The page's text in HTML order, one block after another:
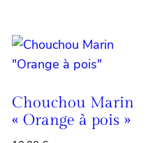
Chouchou Marin
« Orange à pois »